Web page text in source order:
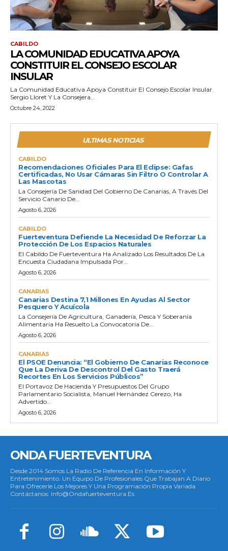
CABILDO
LA COMUNIDAD EDUCATIVA APOYA
CONSTITUIR EL CONSEJO ESCOLAR
INSULAR
La Comunidad Educativa Apoya Constituir El Consejo Escolar Insular.
Sergio Lloret Y La Consejera...
Octubre 24, 2022
ULTIMAS NOTICIAS
CABILDO
Recomendaciones Oficiales Para El Eclipse: Gafas
Certificadas, No Usar Cámaras Sin Filtro O Controlar A
Las Mascotas
La Consejería De Sanidad Del Gobierno De Canarias, A Través Del
Servicio Canario De...
Agosto 6, 2026
CABILDO
Fuerteventura Defiende La Necesidad De Reforzar La
Protección De Los Espacios Naturales
El Cabildo De Fuerteventura Ha Analizado Los Resultados De La
Encuesta Ciudadana Impulsada Por...
Agosto 6, 2026
CANARIAS
Canarias Destina 7,1 Millones En Ayudas Al Sector
Pesquero Y Acuícola
La Consejería De Agricultura, Ganadería, Pesca Y Soberanía
Alimentaria Ha Resuelto La Convocatoria De...
Agosto 6, 2026
CANARIAS
El PSOE Denuncia: “El Gobierno De Canarias Reconoce
Que La Deriva De Descontrol Del Gasto Traerá
Recortes En Los Servicios Públicos”
El Portavoz De Hacienda Y Presupuestos Del Grupo
Parlamentario Socialista, Manuel Hernández Cerezo, Ha
Advertido...
Agosto 6, 2026
ONDA FUERTEVENTURA
Desde 2014 Somos La Radio De Referencia En Información Y
Entretenimiento. Un Equipo De Profesionales Que Trabajan A Diario
Para Ofrecerle Los Mejores Y Una Programación Propia Variada.
Contáctanos: Info@ondafuerteventura.es